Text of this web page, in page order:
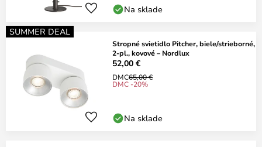
Na sklade
SUMMER DEAL
Stropné svietidlo Pitcher, biele/strieborné,
2-pl., kovové – Nordlux
52,00 €
DMC65,00 €
DMC -20%
Na sklade